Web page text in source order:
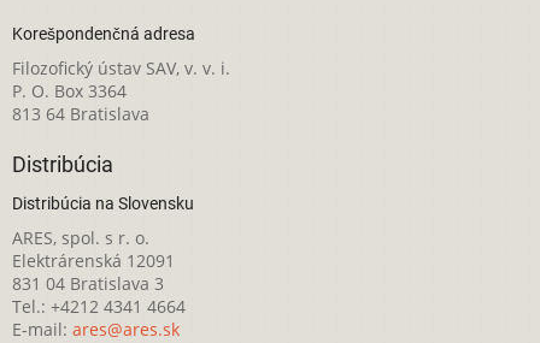
Korešpondenčná adresa
Filozofický ústav SAV, v. v. i.
P. O. Box 3364
813 64 Bratislava
Distribúcia
Distribúcia na Slovensku
ARES, spol. s r. o.
Elektrárenská 12091
831 04 Bratislava 3
Tel.: +4212 4341 4664
E-mail: ares@ares.sk